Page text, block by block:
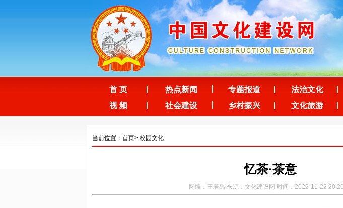
首 页 热点新闻 专题报道 法治文化
视 频
社会建设 乡村振兴 文化旅游
当前位置： 首页> 校园文化
忆茶·茶意
网编：王若禹 来源：文化建设网 时间：2022-11-22